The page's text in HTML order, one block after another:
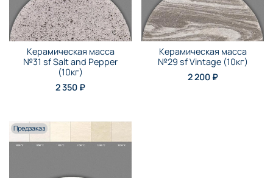
Керамическая масса
№31 sf Salt and Pepper
(10кг)
2 350 ₽
Керамическая масса
№29 sf Vintage (10кг)
2 200 ₽
Предзаказ